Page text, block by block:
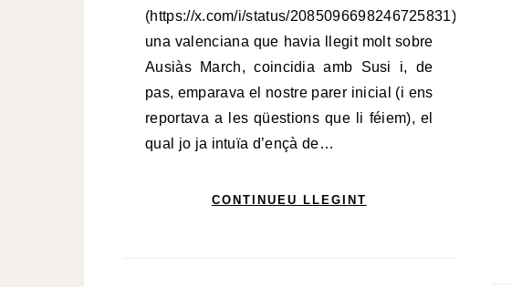
(https://x.com/i/status/2085096698246725831),
una valenciana que havia llegit molt sobre
Ausiàs March, coincidia amb Susi i, de
pas, emparava el nostre parer inicial (i ens
reportava a les qüestions que li féiem), el
qual jo ja intuïa d’ençà de…
CONTINUEU LLEGINT